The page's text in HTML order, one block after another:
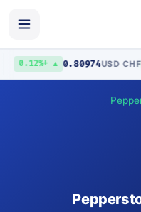
USD/
0.80974
▲ +0.12%